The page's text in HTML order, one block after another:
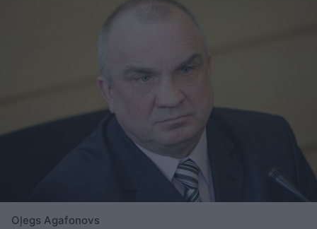
Oļegs Agafonovs